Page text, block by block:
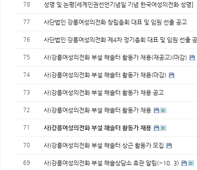
78 성명 및 논평[세계인권선언기념일 기념 한국여성의전화 성명]
77 사단법인 강릉여성의전화 창립총회 대표 및 임원 선출 공고
76 사단법인 강릉여성의전화 제4차 정기총회 대표 및 임원 선출
75 사)강릉여성의전화 부설 해솔터 활동가 채용(재공고)(마감)
74 사)강릉여성의전화 부설 해솔터 활동가 채용(마감)
73 사)강릉여성의전화 부설 해솔터 활동가 채용 공고
72 사)강릉여성의전화 부설 해솔터 활동가 채용
71 사)강릉여성의전화 부설 해솔터 활동가 채용
70 사)강릉여성의전화 부설 해솔터 상근 활동가 모집
69 사)강릉여성의전화 부설 해솔상담소 휴관 알림(~10. 3)